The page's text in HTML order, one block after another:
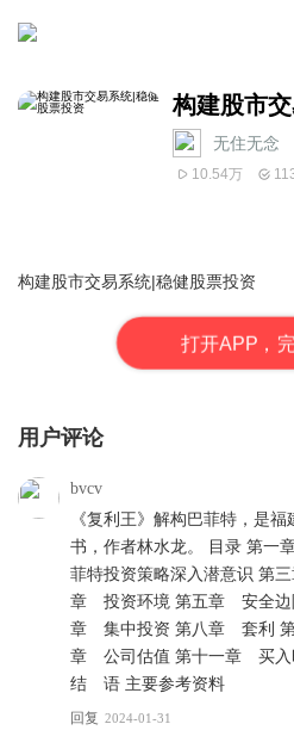
构建股市
无住无念
10.54万
构建股市交易系统|稳健股票投资
打开APP，
用户评论
bvcv
《复利王》解构巴菲特，是
书，作者林水龙。 目录 第
菲特投资策略深入潜意识 第
章 投资环境 第五章 安全边
章 集中投资 第八章 套利
章 公司估值 第十一章 买入
结 语 主要参考资料
回复 2024-01-31